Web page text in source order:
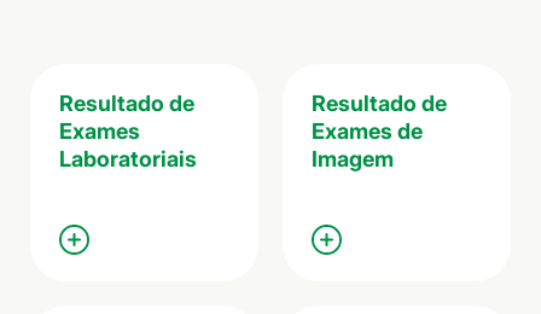
Resultado de
Exames
Laboratoriais
Resultado de
Exames de
Imagem